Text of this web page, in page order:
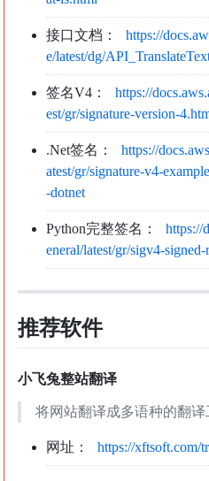
接口文档：
https://
e/latest/dg/
签名V4：
https://
est/gr/signature-version-
.Net签名：
https://
atest/gr/signature-v4-
-dotnet
Python完整签名：
https://
eneral/latest/gr/sigv4-
推荐软件
小飞兔整站翻译
将网站翻译成多语种的翻译
网址： https://xftsoft.com/